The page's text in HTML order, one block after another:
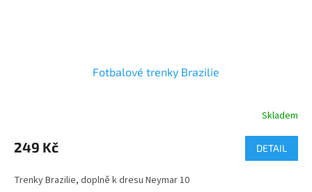
Fotbalové trenky Brazilie
Skladem
249 Kč DETAIL
Trenky Brazilie, doplně k dresu Neymar 10